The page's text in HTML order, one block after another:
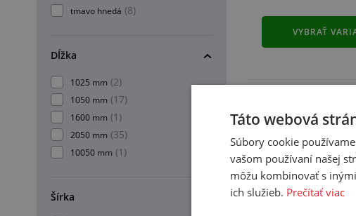
tmavo hnedá (8)
Dĺžka
1025 mm (2)
1050 mm (17)
1600 mm (1)
2050 mm (35)
10050 mm (1)
Šírka
VYBRAŤ
Táto webová
Súbory cookie
vašom používaní našej
môžu kombinovať s
ich služieb. Prečítať viac